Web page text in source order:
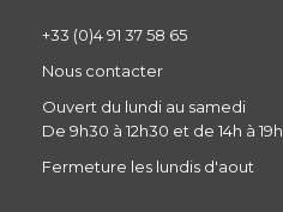
+33 (0)4 91 37 58 65
Nous contacter
Ouvert du lundi au samedi
De 9h30 à 12h30 et de 14h à 19h
Fermeture les lundis d'aout